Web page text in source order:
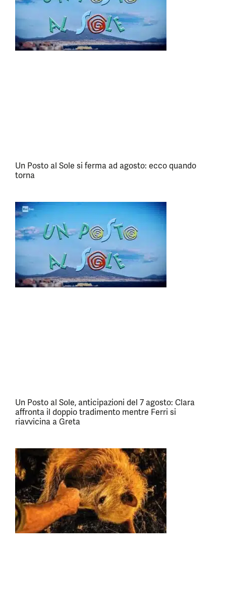
Un Posto al Sole si ferma ad agosto: ecco quando
torna
Un Posto al Sole, anticipazioni del 7 agosto: Clara
affronta il doppio tradimento mentre Ferri si
riavvicina a Greta